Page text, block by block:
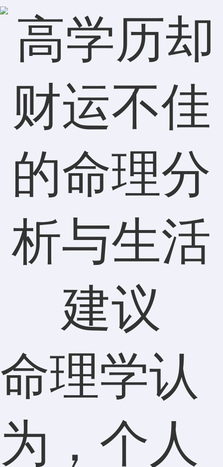
命理学认
为，个人